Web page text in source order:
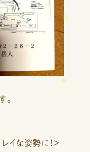
。
イな姿勢に！＞